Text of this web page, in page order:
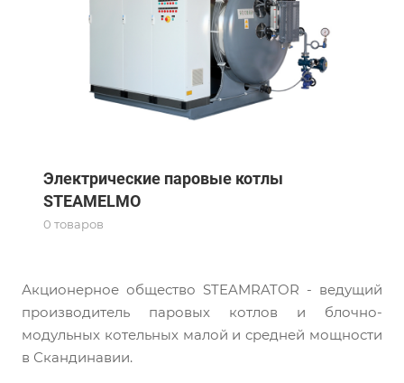
Электрические паровые котлы
STEAMELMO
0 товаров
Акционерное общество STEAMRATOR - ведущий
производитель паровых котлов и блочно-
модульных котельных малой и средней мощности
в Скандинавии.